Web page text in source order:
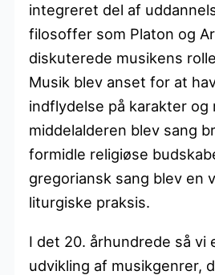
integreret del af
filosoffer som Platon og
diskuterede musikens
Musik blev anset for at
indflydelse på karakter og
middelalderen blev sang
formidle religiøse
gregoriansk sang blev en
liturgiske praksis.
I det 20. århundrede så vi
udvikling af musikgenrer,